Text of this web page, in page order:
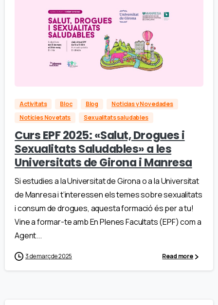
Activitats Bloc Blog
Noticias y Novedades
Notícies Novetats
Sexualitats saludables
Curs EPF 2025: «Salut, Drogues i
Sexualitats Saludables» a les
Universitats de Girona i Manresa
Si estudies a la Universitat de Girona o a la Universitat
de Manresa i t’interessen els temes sobre sexualitats
i consum de drogues, aquesta formació és per a tu!
Vine a formar-te amb En Plenes Facultats (EPF) com a
Agent...
3 de març de 2025 Read more